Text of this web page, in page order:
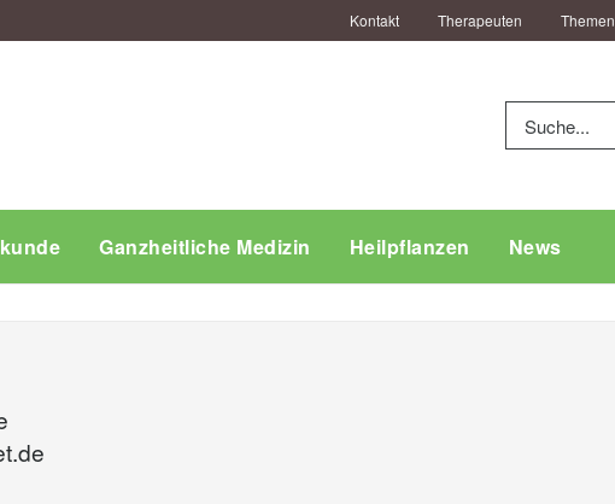
Kontakt Therapeuten Themen
Ganzheitliche Medizin Heilpflanzen News